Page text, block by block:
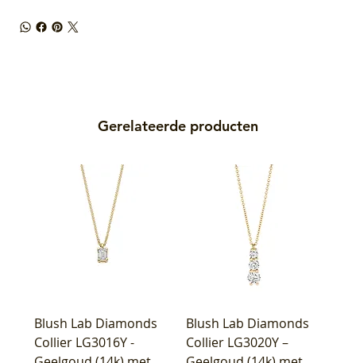
Gerelateerde producten
Blush Lab Diamonds
Collier LG3016Y -
Blush Lab Diamonds
Collier LG3020Y –